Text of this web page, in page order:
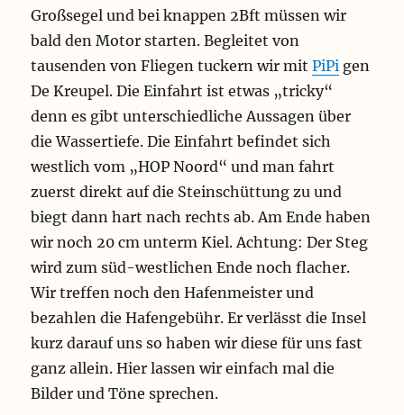
Großsegel und bei knappen 2Bft müssen wir
bald den Motor starten. Begleitet von
tausenden von Fliegen tuckern wir mitPiPi gen
De Kreupel. Die Einfahrt ist etwas „tricky“
denn es gibt unterschiedliche Aussagen über
die Wassertiefe. Die Einfahrt befindet sich
westlich vom „HOP Noord“ und man fahrt
zuerst direkt auf die Steinschüttung zu und
biegt dann hart nach rechts ab. Am Ende haben
wir noch 20 cm unterm Kiel. Achtung: Der Steg
wird zum süd-westlichen Ende noch flacher.
Wir treffen noch den Hafenmeister und
bezahlen die Hafengebühr. Er verlässt die Insel
kurz darauf uns so haben wir diese für uns fast
ganz allein. Hier lassen wir einfach mal die
Bilder und Töne sprechen.